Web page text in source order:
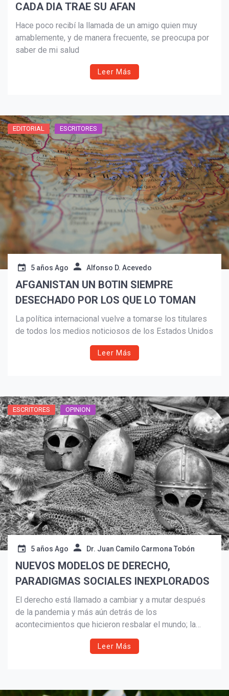
¡Suscríbete y Vive la
Experiencia!
CADA DIA TRAE SU AFAN
Hace poco recibí la llamada de un amigo quien muy
amablemente, y de manera frecuente, se preocupa por
saber de mi salud
Leer Más
EDITORIAL ESCRITORES
5 años Ago Alfonso D. Acevedo
AFGANISTAN UN BOTIN SIEMPRE
DESECHADO POR LOS QUE LO TOMAN
La política internacional vuelve a tomarse los titulares
de todos los medios noticiosos de los Estados Unidos
Leer Más
ESCRITORES OPINION
5 años Ago Dr. Juan Camilo Carmona Tobón
NUEVOS MODELOS DE DERECHO,
PARADIGMAS SOCIALES INEXPLORADOS
El derecho está llamado a cambiar y a mutar después
de la pandemia y más aún detrás de los
acontecimientos que hicieron resbalar el mundo; la
virtualidad, la perspectiva de la prisión, las
transformaciones y garantías individuales, la economía
Leer Más